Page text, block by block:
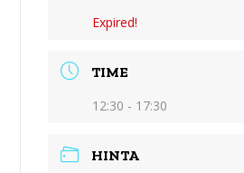
Expired!
TIME
12:30 - 17:30
HINTA